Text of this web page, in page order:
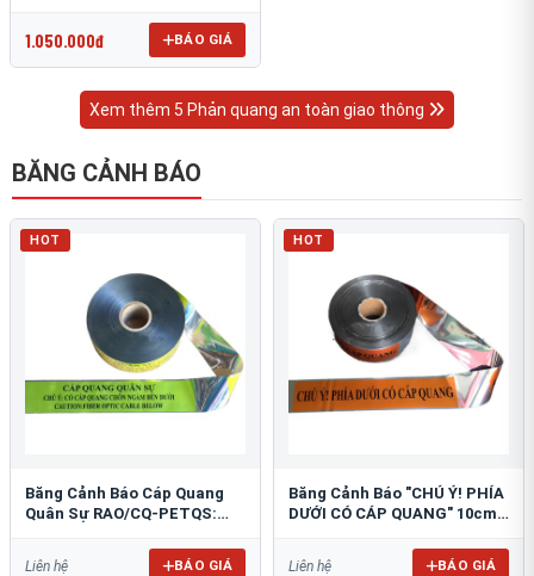
1.050.000đ BÁO GIÁ
Xem thêm 5 Phản quang an toàn giao thông
BĂNG CẢNH BÁO
HOT
Băng Cảnh Báo Cáp Quang
Quân Sự RAO/CQ-PETQS:
Liên hệ BÁO GIÁ
HOT
Băng Cảnh Báo "CHÚ Ý! PHÍA
DƯỚI CÓ CÁP QUANG" 10cm:
Liên hệ BÁO GIÁ